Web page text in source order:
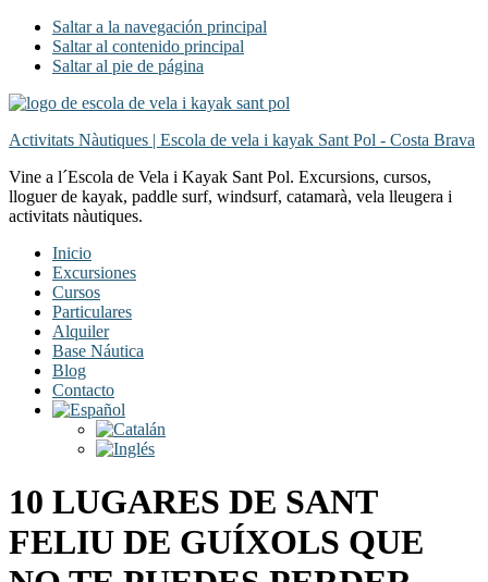
Saltar a la navegación principal
Saltar al contenido principal
Saltar al pie de página
Activitats Nàutiques | Escola de vela i kayak Sant Pol - Costa Brava
Vine a l´Escola de Vela i Kayak Sant Pol. Excursions, cursos,
lloguer de kayak, paddle surf, windsurf, catamarà, vela lleugera i
activitats nàutiques.
Inicio
Excursiones
Cursos
Particulares
Alquiler
Base Náutica
Blog
Contacto
10 LUGARES DE SANT
FELIU DE GUÍXOLS QUE